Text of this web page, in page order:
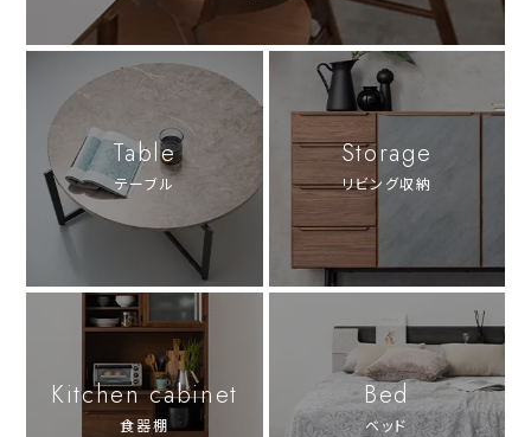
Table
テーブル
Storage
リビング収納
Kitchen cabinet
食器棚
Bed
ベッド